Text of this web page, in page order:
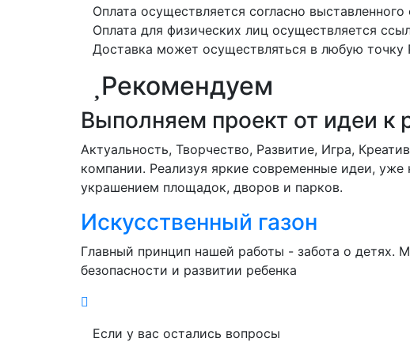
Оплата осуществляется согласно
Оплата для физических лиц осуществляется
Доставка может осуществляться в любую точку
Рекомендуем
Выполняем проект от идеи к
Актуальность, Творчество, Развитие, Игра,
компании. Реализуя яркие современные идеи,
украшением площадок, дворов и парков.
Искусственный газон
Главный принцип нашей работы - забота о детях.
безопасности и развитии ребенка
Если у вас остались вопросы